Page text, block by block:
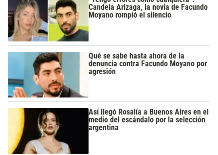
Candela Arizaga, la novia de Facundo
Moyano rompió el silencio
Qué se sabe hasta ahora de la
denuncia contra Facundo Moyano por
agresión
Así llegó Rosalía a Buenos Aires en el
medio del escándalo por la selección
argentina